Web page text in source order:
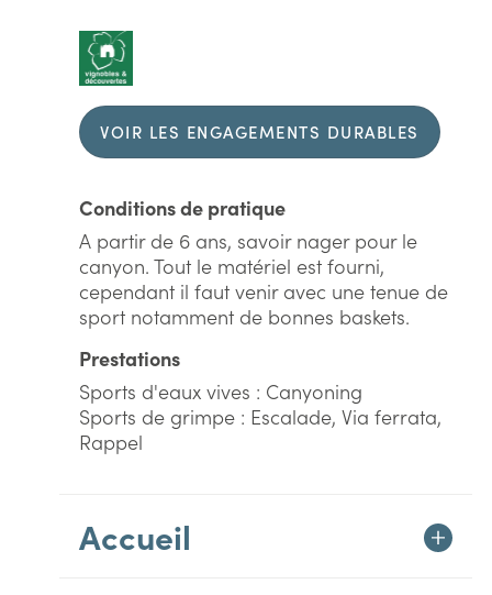
VOIR LES ENGAGEMENTS DURABLES
Conditions de pratique
A partir de 6 ans, savoir nager pour le
canyon. Tout le matériel est fourni,
cependant il faut venir avec une tenue de
sport notamment de bonnes baskets.
Prestations
Sports d'eaux vives : Canyoning
Sports de grimpe : Escalade, Via ferrata,
Rappel
Accueil